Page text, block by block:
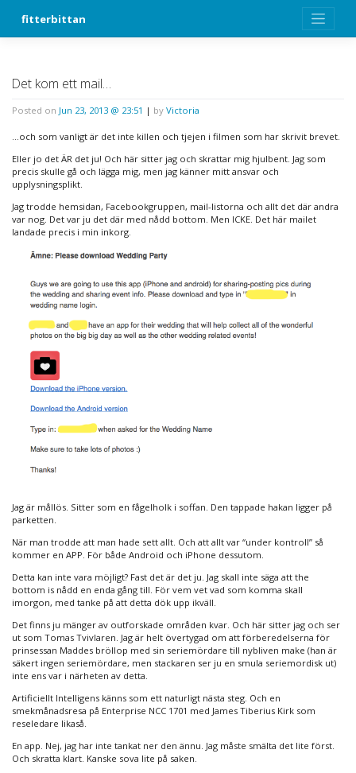
fitterbittan
Det kom ett mail…
Posted on Jun 23, 2013 @ 23:51 | by Victoria
…och som vanligt är det inte killen och tjejen i filmen som har skrivit brevet.
Eller jo det ÄR det ju! Och här sitter jag och skrattar mig hjulbent. Jag som
precis skulle gå och lägga mig, men jag känner mitt ansvar och
upplysningsplikt.
Jag trodde hemsidan, Facebookgruppen, mail-listorna och allt det där andra
var nog. Det var ju det där med nådd bottom. Men ICKE. Det här mailet
landade precis i min inkorg.
Jag är mållös. Sitter som en fågelholk i soffan. Den tappade hakan ligger på
parketten.
När man trodde att man hade sett allt. Och att allt var “under kontroll” så
kommer en APP. För både Android och iPhone dessutom.
Detta kan inte vara möjligt? Fast det är det ju. Jag skall inte säga att the
bottom is nådd en enda gång till. För vem vet vad som komma skall
imorgon, med tanke på att detta dök upp ikväll.
Det finns ju mänger av outforskade områden kvar. Och här sitter jag och ser
ut som Tomas Tvivlaren. Jag är helt övertygad om att förberedelserna för
prinsessan Maddes bröllop med sin seriemördare till nybliven make (han är
säkert ingen seriemördare, men stackaren ser ju en smula seriemordisk ut)
inte ens var i närheten av detta.
Artificiellt Intelligens känns som ett naturligt nästa steg. Och en
smekmånadsresa på Enterprise NCC 1701 med James Tiberius Kirk som
reseledare likaså.
En app. Nej, jag har inte tankat ner den ännu. Jag måste smälta det lite först.
Och skratta klart. Kanske sova lite på saken.